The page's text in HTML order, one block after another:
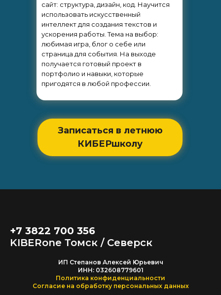
сайт: структура, дизайн, код. Научится
использовать искусственный
интеллект для создания текстов и
ускорения работы. Тема на выбор:
любимая игра, блог о себе или
страница для события. На выходе
получается готовый проект в
портфолио и навыки, которые
пригодятся в любой профессии.
Записаться в летнюю
КИБЕРшколу
+7 3822 700 356
KIBERone Томск / Северск
ИП Степанов Алексей Юрьевич
ИНН: 032608779601
Политика конфиденциальности
Согласие на обработку персональных данных